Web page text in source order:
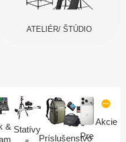
ATELIÉR/ ŠTÚDIO
& Statívy
Príslušenstvo
Pre
Akcie